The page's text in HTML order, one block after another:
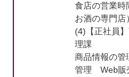
食店の営業時
お酒の専門店
(4)【正社員
理課
商品情報の管
管理 Web販